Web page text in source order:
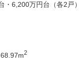
・6,200万円台（各2戸）
68.97m2